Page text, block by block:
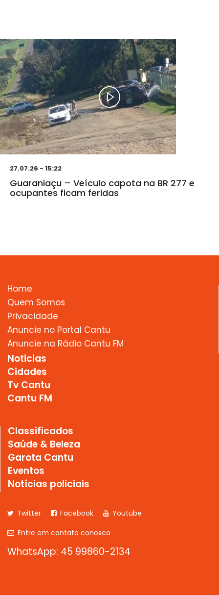
27.07.26 - 15:22
Guaraniaçu – Veículo capota na BR 277 e
ocupantes ficam feridas
Home
Quem Somos
Privacidade
Anuncie no Portal Cantu
Anuncie na Rádio Cantu FM
Noticias
Cidades
Tv Cantu
Cantu FM
Classificados
Saúde & Beleza
Garota Cantu
Eventos
Notícias policiais
Twitter Facebook
Youtube
Entre em contato conosco
WhatsApp: 45 99860-2134